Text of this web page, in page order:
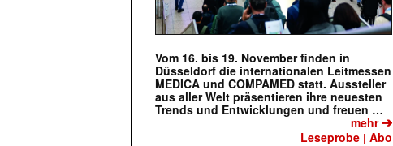
Vom 16. bis 19. November finden in
Düsseldorf die internationalen Leitmessen
MEDICA und COMPAMED statt. Aussteller
aus aller Welt präsentieren ihre neuesten
Trends und Entwicklungen und freuen …
mehr➔
Leseprobe |Abo